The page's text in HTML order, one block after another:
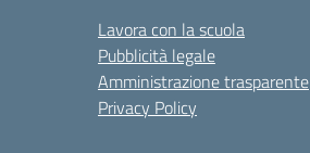
Lavora con la scuola
Pubblicità legale
Amministrazione trasparente
Privacy Policy